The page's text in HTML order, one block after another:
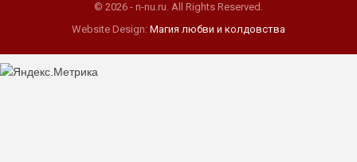
© 2026 - n-nu.ru. All Rights Reserved.
Website Design: Магия любви и колдовства